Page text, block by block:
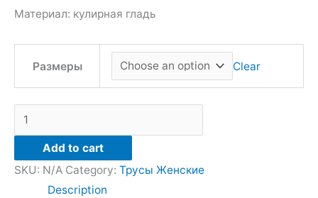
Материал: кулирная гладь
Размеры Clear
Add to cart
SKU: N/A Category: Трусы Женские
Description
the
page
the
page
the
page